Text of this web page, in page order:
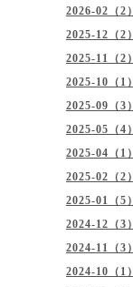
2026-02（2）
2025-12（2）
2025-11（2）
2025-10（1）
2025-09（3）
2025-05（4）
2025-04（1）
2025-02（2）
2025-01（5）
2024-12（3）
2024-11（3）
2024-10（1）